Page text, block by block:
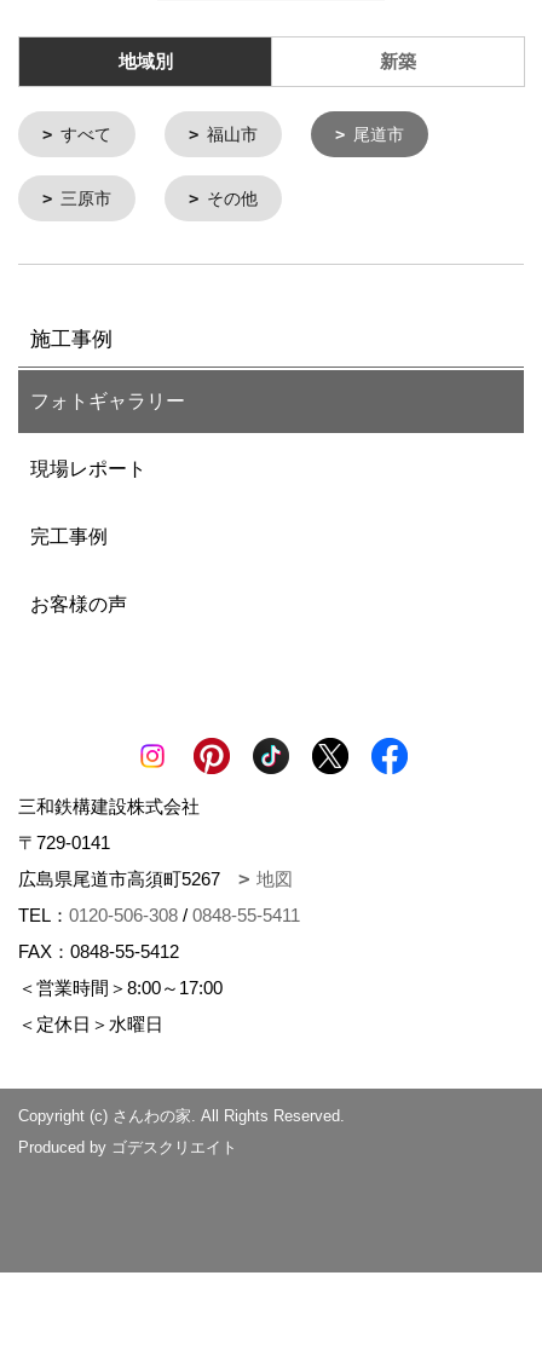
地域別 新築
すべて 福山市 尾道市
三原市 その他
施工事例
フォトギャラリー
現場レポート
完工事例
お客様の声
三和鉄構建設株式会社
〒729-0141
広島県尾道市高須町5267
地図
TEL： 0120-506-308 / 0848-55-5411
FAX：0848-55-5412
＜営業時間＞8:00～17:00
＜定休日＞水曜日
Copyright (c) さんわの家. All Rights Reserved.
Produced by ゴデスクリエイト